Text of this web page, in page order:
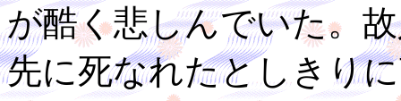
が酷く悲しんでいた。
先に死なれたとしきり